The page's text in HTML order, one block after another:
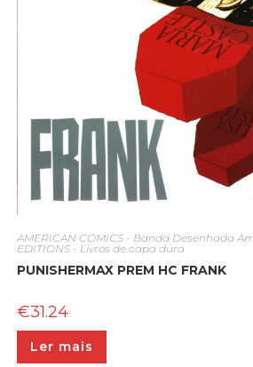
AMERICAN COMICS - Banda Desenhada
EDITIONS - Livros de capa dura
PUNISHERMAX PREM HC FRANK
€31.24
Ler mais